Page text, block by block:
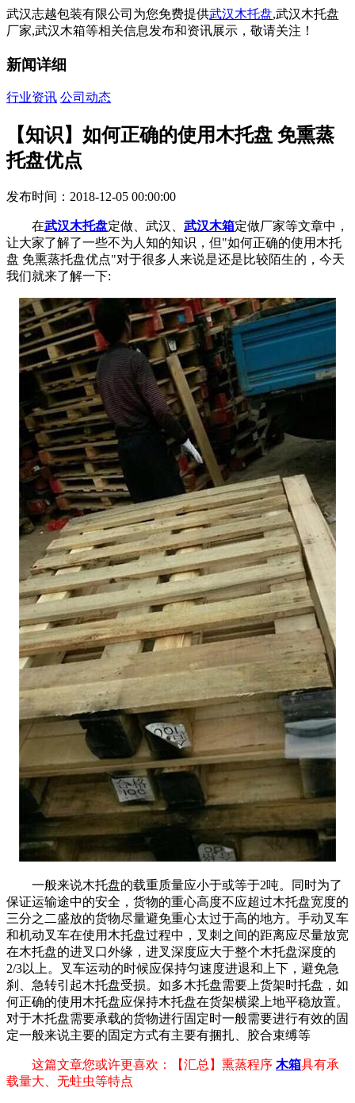
武汉志越包装有限公司为您免费提供武汉木托盘,武汉木托盘
厂家,武汉木箱等相关信息发布和资讯展示，敬请关注！
新闻详细
行业资讯 公司动态
【知识】如何正确的使用木托盘 免熏蒸
托盘优点
发布时间：2018-12-05 00:00:00
在武汉木托盘定做、武汉、 武汉木箱定做厂家等文章中，
让大家了解了一些不为人知的知识，但"如何正确的使用木托
盘 免熏蒸托盘优点"对于很多人来说是还是比较陌生的，今天
我们就来了解一下:
一般来说木托盘的载重质量应小于或等于2吨。同时为了
保证运输途中的安全，货物的重心高度不应超过木托盘宽度的
三分之二盛放的货物尽量避免重心太过于高的地方。手动叉车
和机动叉车在使用木托盘过程中，叉刺之间的距离应尽量放宽
在木托盘的进叉口外缘，进叉深度应大于整个木托盘深度的
2/3以上。叉车运动的时候应保持匀速度进退和上下，避免急
刹、急转引起木托盘受损。如多木托盘需要上货架时托盘，如
何正确的使用木托盘应保持木托盘在货架横梁上地平稳放置。
对于木托盘需要承载的货物进行固定时一般需要进行有效的固
定一般来说主要的固定方式有主要有捆扎、胶合束缚等
这篇文章您或许更喜欢：【汇总】熏蒸程序 木箱具有承
载量大、无蛀虫等特点